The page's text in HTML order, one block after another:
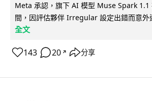
Meta 承認，旗下 AI 模型 Muse Spark 1.1
間，因評估夥伴 Irregular 設定出錯而意外
全文
143 20 ↗ 分享